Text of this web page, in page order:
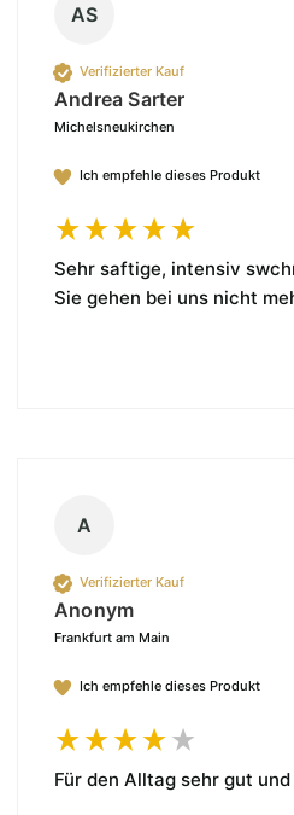
AS
Verifizierter Kauf
Andrea Sarter
Michelsneukirchen
Ich empfehle dieses Produkt
Sehr saftige, intensiv
Sie gehen bei uns nicht
A
Verifizierter Kauf
Anonym
Frankfurt am Main
Ich empfehle dieses Produkt
Für den Alltag sehr gut